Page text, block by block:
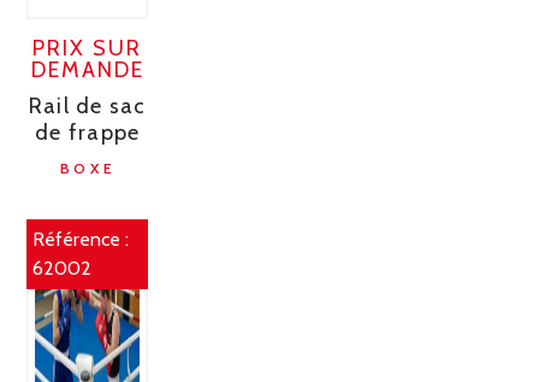
PRIX SUR
DEMANDE
Rail de sac
de frappe
BOXE
Référence :
62002